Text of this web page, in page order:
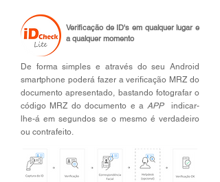
De forma simples e através do seu Android
smartphone poderá fazer a verificação MRZ do
documento apresentado, bastando fotografar o
código MRZ do documento e aAPPindicar-
lhe-á em segundos se o mesmo é verdadeiro
ou contrafeito.
Verificação de ID's em qualquer lugar e
a qualquer momento